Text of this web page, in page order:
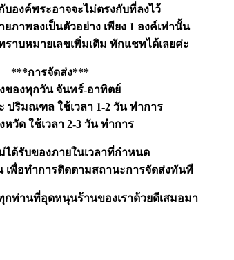
บองค์พระอาจจะไม่ตรงกับที่ลงไว้
ยภาพลงเป็นตัวอย่าง เพียง 1 องค์เท่านั้น
าบหมายเลขเพิ่มเติม ทักแชทได้เลยค่ะ
***การจัดส่ง***
ของทุกวัน จันทร์-อาทิตย์
ปริมณฑล ใช้เวลา 1-2 วัน ทำการ
หวัด ใช้เวลา 2-3 วัน ทำการ
ได้รับของภายในเวลาที่กำหนด
เพื่อทำการติดตามสถานะการจัดส่งทันที
ท่านที่อุดหนุนร้านของเราด้วยดีเสมอมา